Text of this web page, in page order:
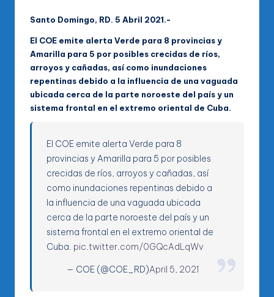
Santo Domingo, RD. 5 Abril 2021.-
El COE emite alerta Verde para 8 provincias y
Amarilla para 5 por posibles crecidas de ríos,
arroyos y cañadas, así como inundaciones
repentinas debido a la influencia de una vaguada
ubicada cerca de la parte noroeste del país y un
sistema frontal en el extremo oriental de Cuba.
El COE emite alerta Verde para 8
provincias y Amarilla para 5 por posibles
crecidas de ríos, arroyos y cañadas, así
como inundaciones repentinas debido a
la influencia de una vaguada ubicada
cerca de la parte noroeste del país y un
sistema frontal en el extremo oriental de
Cuba. pic.twitter.com/0GQcAdLqWv
— COE (@COE_RD)April 5, 2021